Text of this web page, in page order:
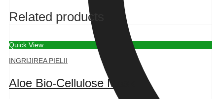
Related products
Quick View
INGRIJIREA PIELII
Aloe Bio-Cellulose Mask